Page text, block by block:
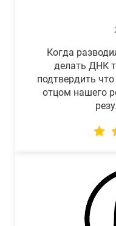
Когда
делать ДНК
подтвердить
отцом нашего